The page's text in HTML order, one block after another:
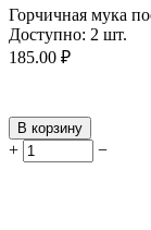
Горчичная мука
Доступно: 2 шт.
185.00 ₽
В корзину
+ −